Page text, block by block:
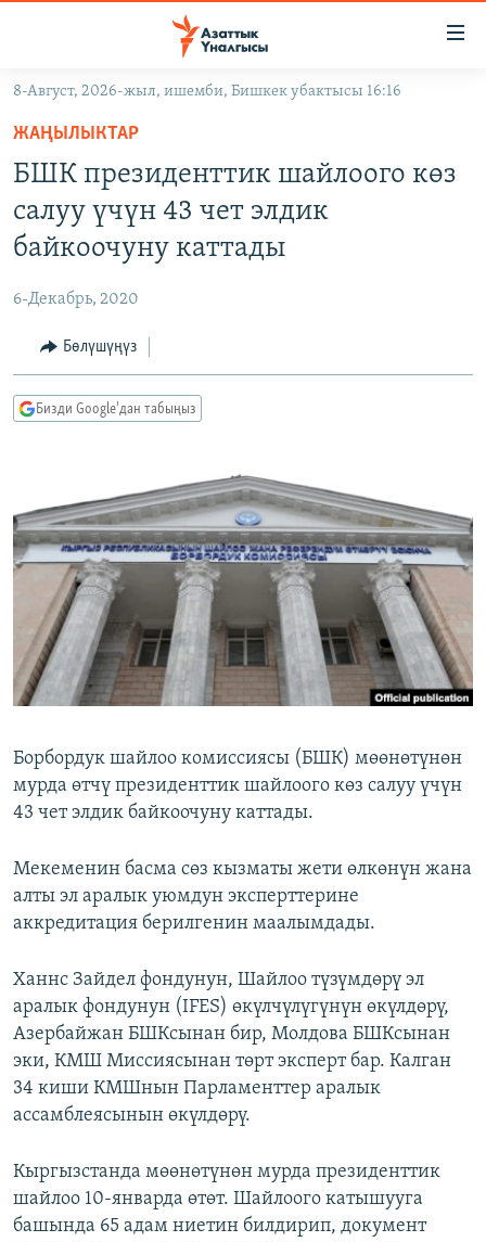
Навигацияга
өтүңүз
Издөөгө
салыңызКЫРГЫЗСТАН
САЯСАТ
МАДАНИЯТ
ДҮЙНӨ
УКРАИНА
ТВ ПРОГРАММАЛАР
БҮГҮН АЗАТТЫКТА
ЭЖЕ-СИҢДИЛЕР
АЗАТТЫК+
ЫҢГАЙСЫЗ СУРООЛОР
ПОДКАСТ
ОНЛАЙН ШЕРИНЕ
ЭЕ/АРнун бардык сайттары
8-Август, 2026-жыл, ишемби, Бишкек убактысы 16:16
ЖАҢЫЛЫКТАР
БШК президенттик шайлоого көз
салуу үчүн 43 чет элдик
байкоочуну каттады
6-Декабрь, 2020
Бөлүшүңүз
Бизди Google'дан табыңыз
Борбордук шайлоо комиссиясы (БШК) мөөнөтүнөн
мурда өтчү президенттик шайлоого көз салуу үчүн
43 чет элдик байкоочуну каттады.
Мекеменин басма сөз кызматы жети өлкөнүн жана
алты эл аралык уюмдун эксперттерине
аккредитация берилгенин маалымдады.
Ханнс Зайдел фондунун, Шайлоо түзүмдөрү эл
аралык фондунун (IFES) өкүлчүлүгүнүн өкүлдөрү,
Азербайжан БШКсынан бир, Молдова БШКсынан
эки, КМШ Миссиясынан төрт эксперт бар. Калган
34 киши КМШнын Парламенттер аралык
ассамблеясынын өкүлдөрү.
Кыргызстанда мөөнөтүнөн мурда президенттик
шайлоо 10-январда өтөт. Шайлоого катышууга
башында 65 адам ниетин билдирип, документ